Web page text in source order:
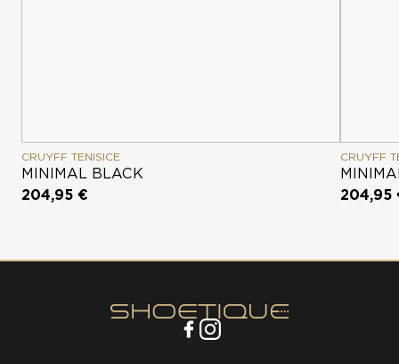
CRUYFF TENISICE
MINIMAL BLACK
204,95 €
CRUYFF
204,95